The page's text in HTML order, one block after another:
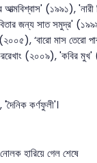
(১৯৯১),
জন্য সাত সমুদ্র'
‘বারো মাস তেরো
(২০০৯), 'কবির
কর্ণফুলী'।
হারিয়ে গেল শেষে